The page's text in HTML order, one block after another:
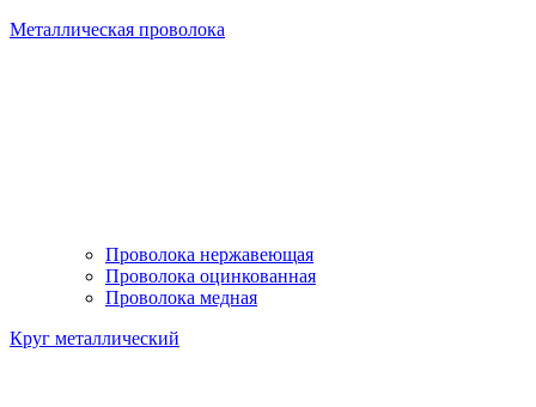
Металлическая проволока
Проволока нержавеющая
Проволока оцинкованная
Проволока медная
Круг металлический